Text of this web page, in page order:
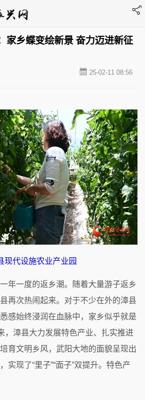
家乡蝶变绘新景 奋力迈进新征
25-02-11 08:56
现代设施农业产业园
年一度的返乡潮。随着大量游子返乡
再次热闹起来。对于不少在外的漳县
感始终浸润在血脉中，家乡似乎就是
，漳县大力发展特色产业、扎实推进
育文明乡风，武阳大地的面貌呈现出
实现了“里子”“面子”双提升。特色产